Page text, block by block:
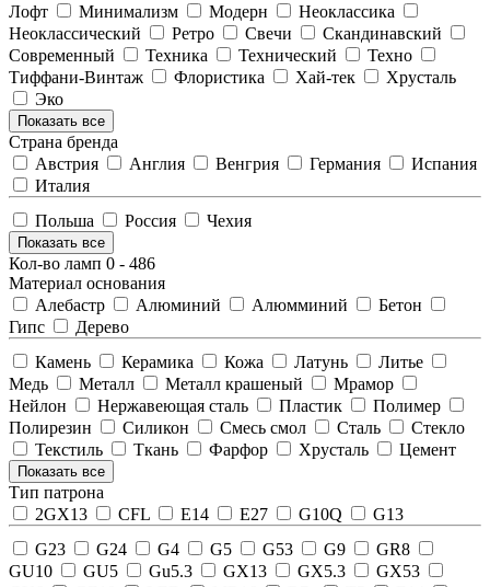
Лофт
Минимализм Модерн
Неоклассика
Неоклассический
Ретро Свечи
Скандинавский
Современный
Техника Технический
Техно
Тиффани-Винтаж
Флористика Хай-тек
Хрусталь
Эко
Показать все
Страна бренда
Австрия
Англия Венгрия Германия
Испания
Италия
Польша
Россия Чехия
Показать все
Кол-во ламп 0 - 486
Материал основания
Алебастр
Алюминий Алюмминий
Бетон
Гипс
Дерево
Камень
Керамика Кожа Латунь
Литье
Медь
Металл Металл крашеный
Мрамор
Нейлон
Нержавеющая сталь Пластик
Полимер
Полирезин
Силикон Смесь смол Сталь
Стекло
Текстиль
Ткань Фарфор Хрусталь Цемент
Показать все
Тип патрона
2GX13
CFL E14 E27 G10Q
G13
G23
G24 G4 G5 G53 G9
GR8
GU10
GU5 Gu5.3 GX13 GX5.3
GX53